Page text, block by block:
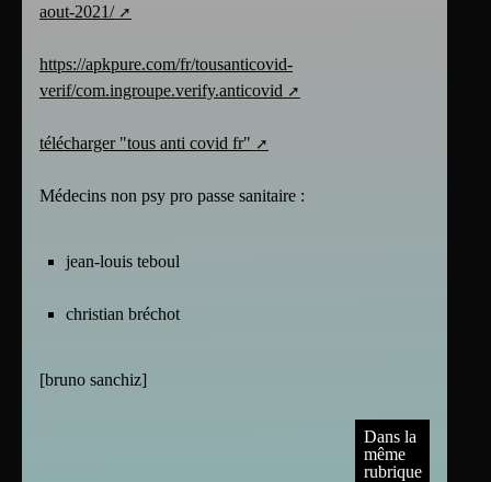
aout-2021/
https://apkpure.com/fr/tousanticovid-
verif/com.ingroupe.verify.anticovid
télécharger "tous anti covid fr"
Médecins non psy pro passe sanitaire :
jean-louis teboul
christian bréchot
[bruno sanchiz]
Dans la
même
rubrique